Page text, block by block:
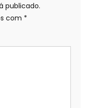
publicado.
com *